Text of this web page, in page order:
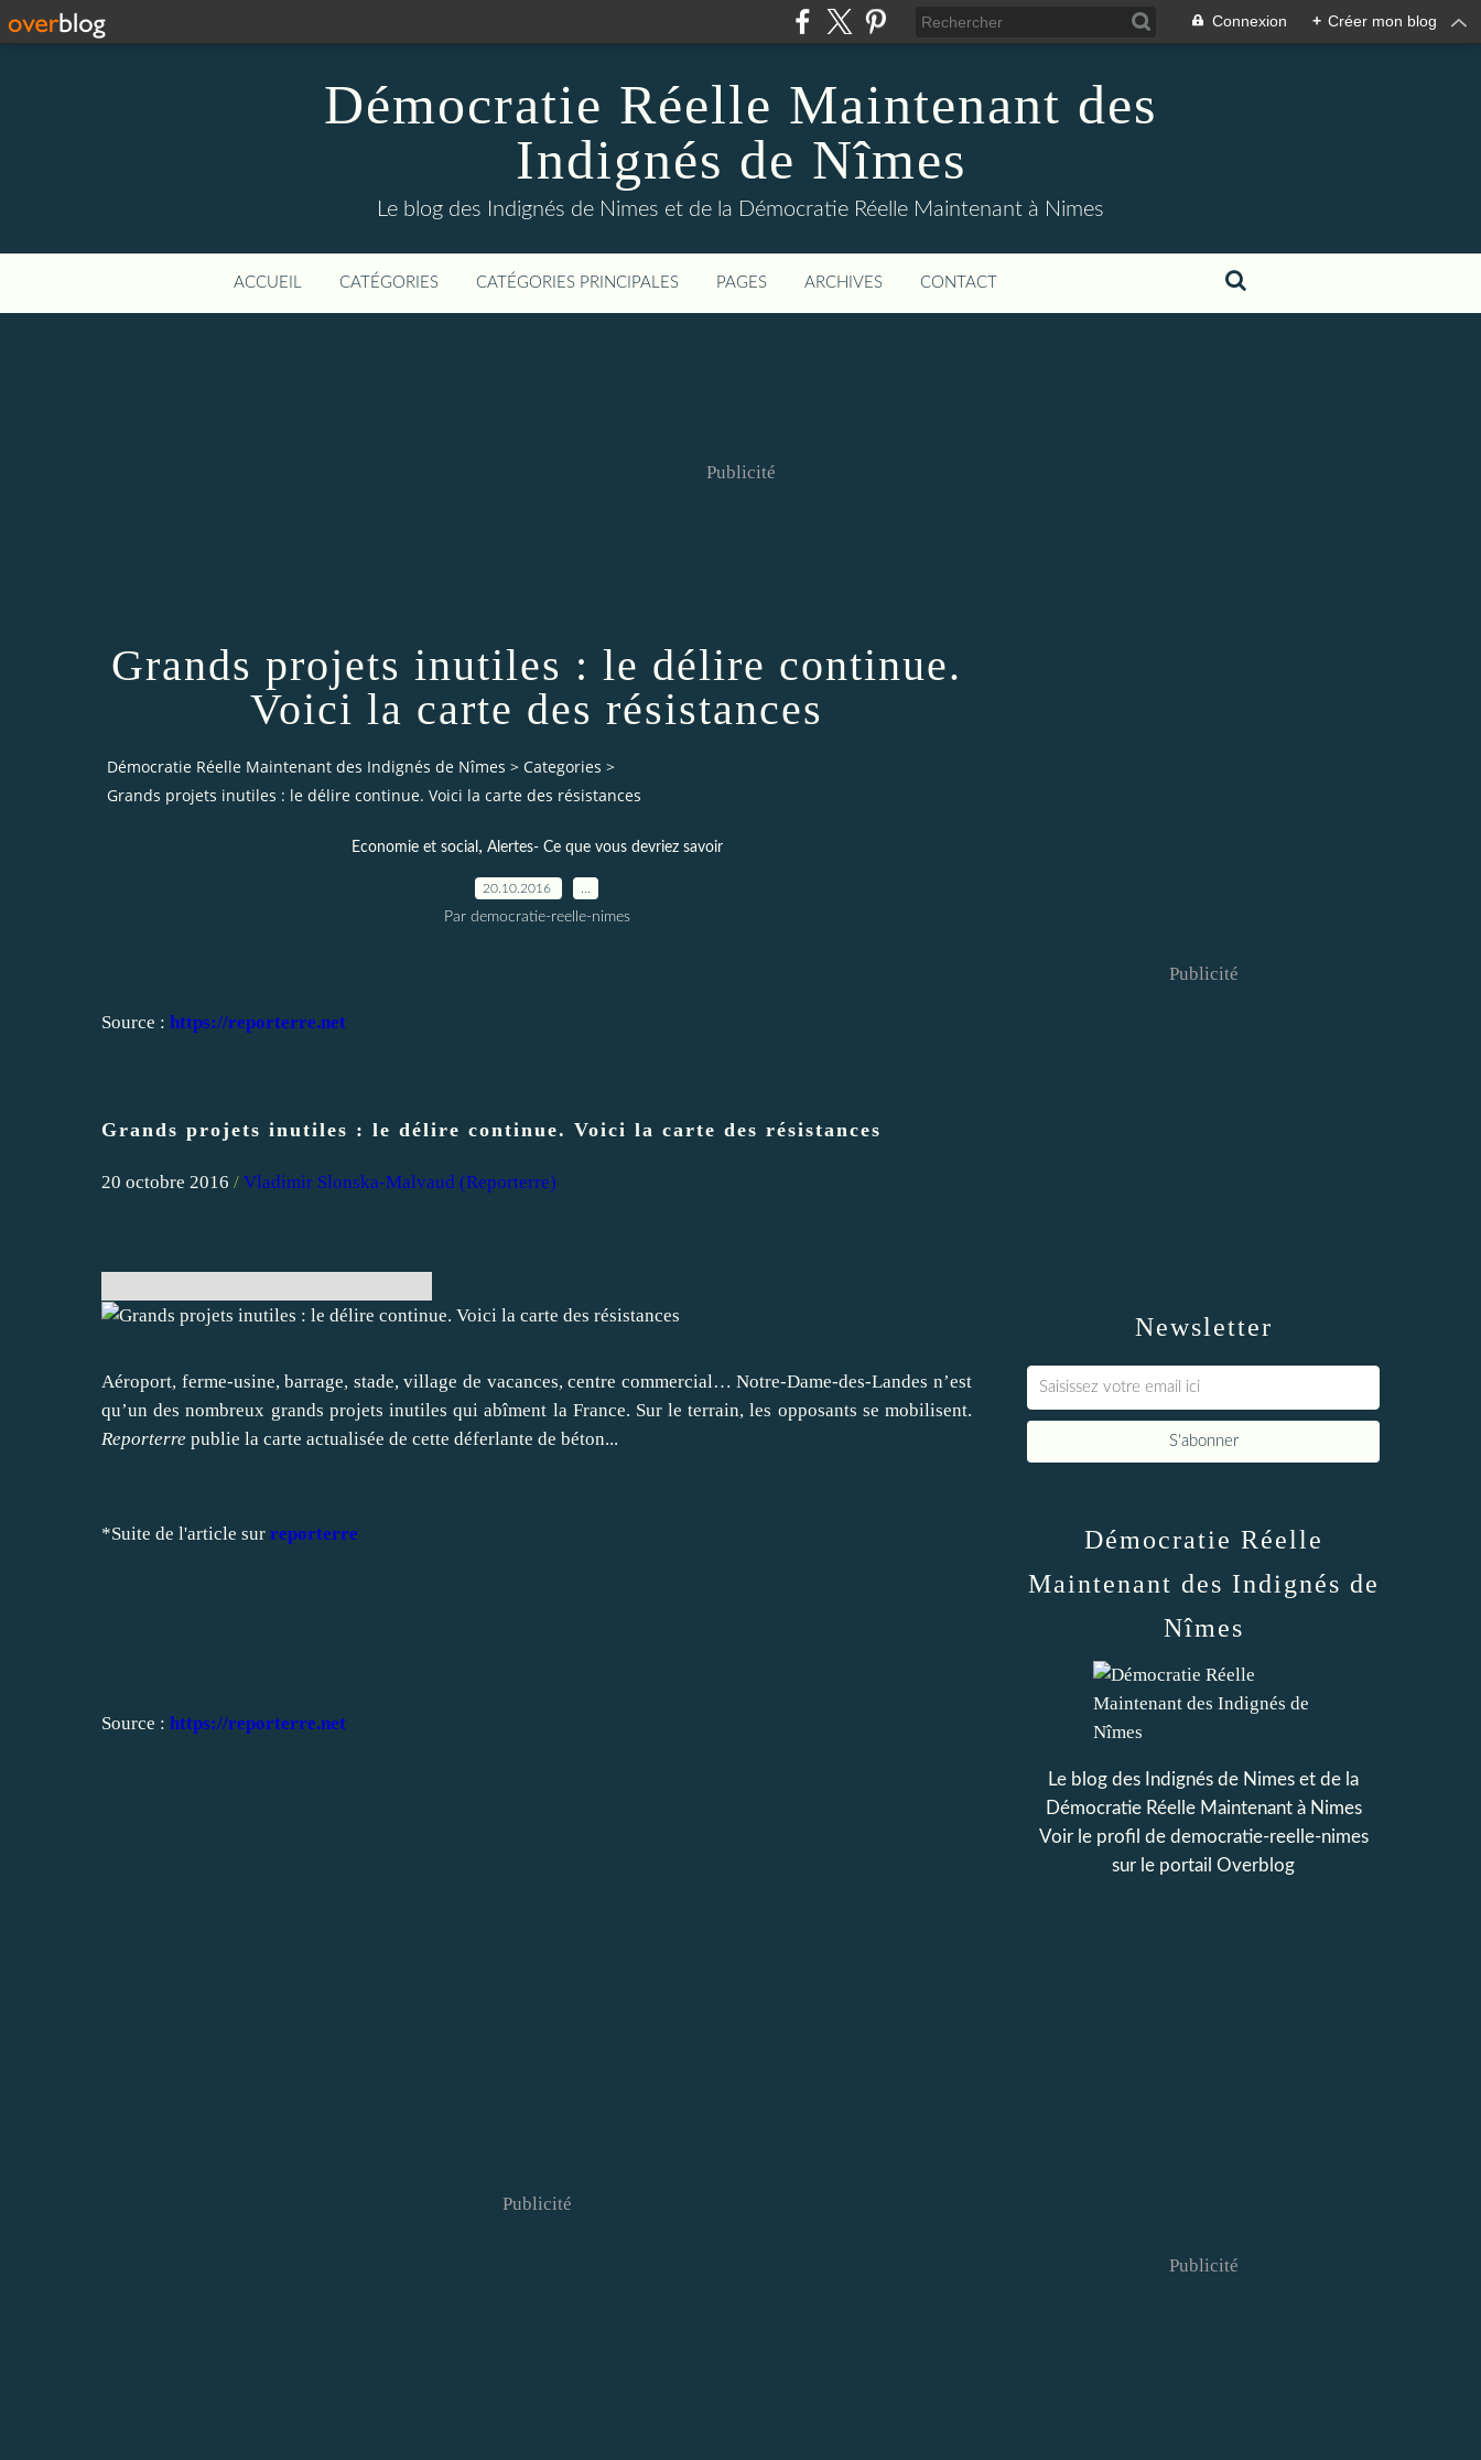
Connexion + Créer mon blog
Démocratie Réelle Maintenant des
Indignés de Nîmes
Le blog des Indignés de Nimes et de la Démocratie Réelle Maintenant à Nimes
ACCUEIL CATÉGORIES CATÉGORIES PRINCIPALES PAGES ARCHIVES CONTACT
Publicité
Grands projets inutiles : le délire continue.
Voici la carte des résistances
Démocratie Réelle Maintenant des Indignés de Nîmes > Categories >
Grands projets inutiles : le délire continue. Voici la carte des résistances
Economie et social , Alertes- Ce que vous devriez savoir
20.10.2016
Par democratie-reelle-nimes
Source : https://reporterre.net
Grands projets inutiles : le délire continue. Voici la carte des résistances
20 octobre 2016 / Vladimir Slonska-Malvaud (Reporterre)
Aéroport, ferme-usine, barrage, stade, village de vacances, centre commercial… Notre-Dame-des-Landes n’est
qu’un des nombreux grands projets inutiles qui abîment la France. Sur le terrain, les opposants se mobilisent.
Reporterre publie la carte actualisée de cette déferlante de béton...
*Suite de l'article sur reporterre
Source : https://reporterre.net
Publicité
Newsletter
Publicité
Démocratie Réelle
Maintenant des Indignés de
Nîmes
Le blog des Indignés de Nimes et de la
Démocratie Réelle Maintenant à Nimes
Voir le profil de democratie-reelle-nimes
sur le portail Overblog
Publicité